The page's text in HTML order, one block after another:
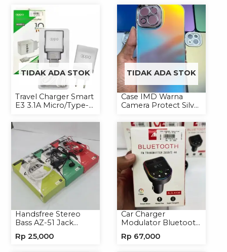
Universal
TIDAK ADA STOK
Travel Charger Smart
E3 3.1A Micro/Type-C
TIDAK ADA STOK
Case IMD Warna
Camera Protect Silver
Hardcase Hologram
Handsfree Stereo
Bass AZ-51 Jack
Headset
Rp 25,000
Car Charger
Modulator Bluetooth
Handphone
Rp 67,000